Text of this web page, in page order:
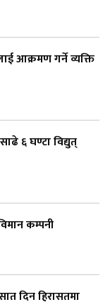
आक्रमण गर्ने व्यक्ति
६ घण्टा विद्युत्
कम्पनी
दिन हिरासतमा